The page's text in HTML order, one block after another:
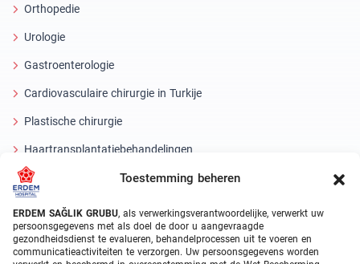
Toestemming beheren
ERDEM SAĞLIK GRUBU, als verwerkingsverantwoordelijke, verwerkt uw
persoonsgegevens met als doel de door u aangevraagde
gezondheidsdienst te evalueren, behandelprocessen uit te voeren en
communicatieactiviteiten te verzorgen. Uw persoonsgegevens worden
Orthopedie
Urologie
Gastroenterologie
Cardiovasculaire chirurgie in Turkije
Plastische chirurgie
Haartransplantatiebehandelingen
Tandheelkundige behandelingen Turkije
Laseroog
About Erdem